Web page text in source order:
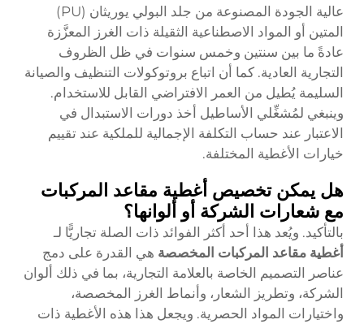
عالية الجودة المصنوعة من جلد البولي يوريثان (PU)
المتين أو المواد الاصطناعية الثقيلة ذات الغرز المعزَّزة
عادةً ما بين سنتين وخمس سنوات في ظل الظروف
التجارية العادية. كما أن اتباع بروتوكولات التنظيف والصيانة
السليمة يُطيل من العمر الافتراضي القابل للاستخدام.
وينبغي لمُشغِّلي الأساطيل أخذ دورات الاستبدال في
الاعتبار عند حساب التكلفة الإجمالية للملكية عند تقييم
خيارات الأغطية المختلفة.
هل يمكن تخصيص أغطية مقاعد المركبات
مع شعارات الشركة أو ألوانها؟
بالتأكيد. ويُعد هذا أحد أكثر الفوائد ذات الصلة تجاريًّا لـ
أغطية مقاعد المركبات المخصصة هي القدرة على دمج
عناصر التصميم الخاصة بالعلامة التجارية، بما في ذلك ألوان
الشركة، وتطريز الشعار، وأنماط الغرز المخصصة،
واختيارات المواد الحصرية. ويجعل هذا هذه الأغطية ذات